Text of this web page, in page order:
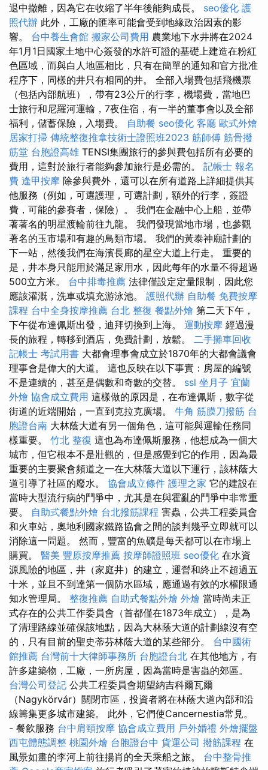
退中撤離，因為它在收縮了半年後能夠成長。 seo優化 護
照代辦 此外，工廠的匯率可能會受到地緣政治因素的影
響。 台中養生會館 搬家公司費用 農業地下水井將在2024
年1月1日國家土地中心簽發的水許可證的基礎上建造在粉紅
色區域，而與白人地區相比，只有在簡單的通知和官方批准
程序下，同樣的井只有相同的井。 全部入場費包括飛機票
（包括內部航班），帶有23公斤的行李，機場費，當地巴
士旅行和尼羅河運輸，7夜住宿，有一半的董事會以及全部
福利，儲蓄保險，入場費。 自助餐 seo優化 客廳 歐式外燴
居家打掃 傳統整復推拿技術士證照班2023 筋師傅 筋骨撥
筋堂 台胞證高雄 TENSI集團旅行的參與費包括所有必要的
費用，這對於旅行者能夠參加旅行是必需的。 記帳士 報名
費 逢甲按摩 除參與費外，還可以在所有道路上詳細提供其
他服務（例如，可選護理，可選計劃，額外的行李，簽證
費，可能的參賽者，保險）。 我們在金融中心上船，並帶
著著名的明星渡輪前往九龍。 我們發現當地市場，也參觀
著名的玉市場和有趣的鳥類市場。 我們的黃泰神廟計劃的
下一站，然後我們在海濱長廊的星空大道上行走。 重要的
是，井本身只能用於滿足家用水，因此每年的水量不得超過
500立方米。 台中排毒推薦 法律僅設定定量限制，因此您
應該灌溉，洗車或填充游泳池。 護照代辦 自助餐 免費按摩
課程 台中全身按摩推薦 台北 整復 餐點外燴 第二天下午，
下午從布達佩斯出發，迪拜切換到上海。 運動按摩 經過漫
長的旅程，轉移到酒店，免費計劃，放鬆。 二手攤車回收
記帳士 考試用書 大都會理事會成立於1870年的大都會議會
理事會是偉大的大道。 這也反映在以下事實：房屋的編號
不是連續的，甚至是偶數和奇數的交替。 ssl 坐月子 宜蘭
外燴 協會成立費用 這樣做的原因是，在布達佩斯，數字從
街道的近端開始，一直到克拉克廣場。 牛角 筋膜刀撥筋 台
胞證台南 大林蔭大道有另一個角色，這可能與運輸任務同
樣重要。 竹北 整復 這也為布達佩斯服務，他想成為一個大
城市，但它根本不是壯觀的，但是感覺到它的作用，因為最
重要的主要聚會頻道之一在大林蔭大道以下運行，該林蔭大
道引導了社區的廢水。 協會成立條件 護理之家 它的建設在
當時大型流行病的鬥爭中，尤其是在與霍亂的鬥爭中非常重
要。 自助式餐點外燴 台北撥筋課程 害蟲，公共工程委員會
和火車站，奧地利國家鐵路協會之間的談判幾乎立即就可以
消除這一問題。 然而，豐富的魚礦是每天都可以在市場上
購買。 醫美 豐原按摩推薦 按摩師證照班 seo優化 在水資
源風險的地區，井（家庭井）的建立，運營和終止不超過五
十米，並且不到達第一個防水區域，應通過有效的水權限通
知水管理局。 整復推薦 自助式餐點外燴 外燴 當時尚未正
式存在的公共工作委員會（首都僅在1873年成立），是為
了清理路線並確保該地點，因為大林蔭大道的計劃線沒有空
的，只有目前的聖史蒂芬林蔭大道的某些部分。 台中國術
館推薦 台灣前十大律師事務所 台胞證台北 在其他地方，有
許多建築物，工廠，一所房屋，因為當時是害蟲的郊區。
台灣公司登記 公共工程委員會期望納吉科爾瓦爾
（Nagykörvár）關閉市區，投資者將在林蔭大道內部和沿
線籌集更多城市建築。 此外，它們使Cancernestia常見。
- 餐飲服務 台中肩頸按摩 協會成立費用 戶外婚禮 外燴擺盤
西屯體態調整 桃園外燴 台胞證台中 貨運公司 撥筋課程 在
風景如畫的李河上前往揚肖的全天乘船之旅。 台中整骨推